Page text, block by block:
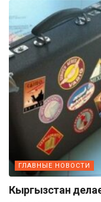
ГЛАВНЫЕ НОВОСТИ
Кыргызстан